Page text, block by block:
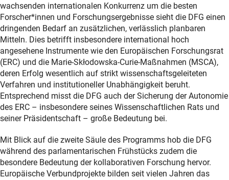
wachsenden internationalen Konkurrenz um die besten
Forscher*innen und Forschungsergebnisse sieht die DFG einen
dringenden Bedarf an zusätzlichen, verlässlich planbaren
Mitteln. Dies betrifft insbesondere international hoch
angesehene Instrumente wie den Europäischen Forschungsrat
(ERC) und die Marie-Skłodowska-Curie-Maßnahmen (MSCA),
deren Erfolg wesentlich auf strikt wissenschaftsgeleiteten
Verfahren und institutioneller Unabhängigkeit beruht.
Entsprechend misst die DFG auch der Sicherung der Autonomie
des ERC – insbesondere seines Wissenschaftlichen Rats und
seiner Präsidentschaft – große Bedeutung bei.
Mit Blick auf die zweite Säule des Programms hob die DFG
während des parlamentarischen Frühstücks zudem die
besondere Bedeutung der kollaborativen Forschung hervor.
Europäische Verbundprojekte bilden seit vielen Jahren das